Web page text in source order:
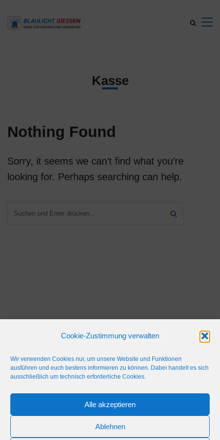
Cookie-Zustimmung verwalten
Wir verwenden Cookies nur, um unsere Website und Funktionen
ausführen und euch bestens informieren zu können. Dabei handelt es sich
ausschließlich um technisch erforderliche Cookies.
Alle akzeptieren
Ablehnen
Kasse
Nothing Found
Sorry, it seems we can’t find what you’re
looking for. Perhaps searching can help.